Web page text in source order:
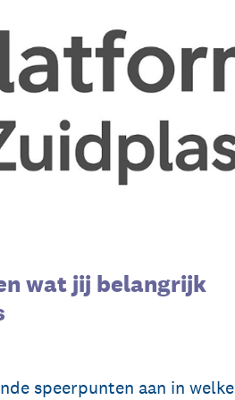
wat jij belangrijk
speerpunten aan in welke